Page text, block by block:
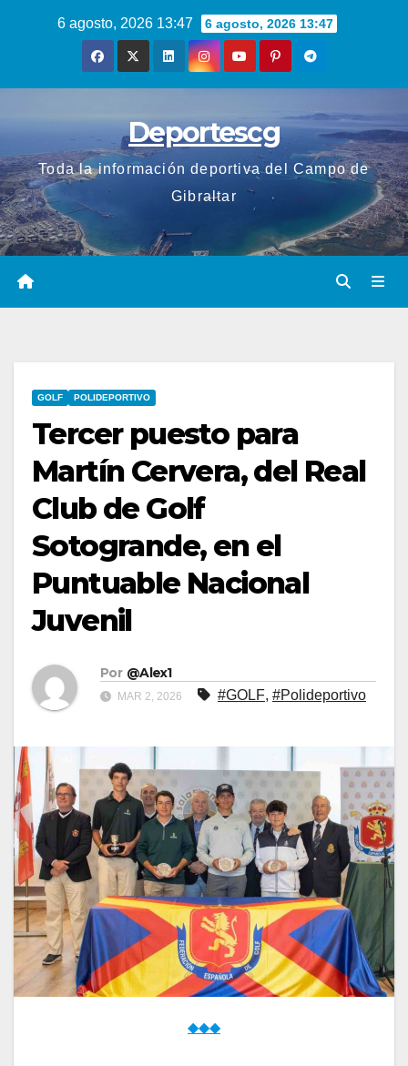
6 agosto, 2026 13:47 6 agosto, 2026 13:47
Deportescg
Toda la información deportiva del Campo de
Gibraltar
GOLF POLIDEPORTIVO
Tercer puesto para
Martín Cervera, del Real
Club de Golf
Sotogrande, en el
Puntuable Nacional
Juvenil
Por @Alex1
MAR 2, 2026 #GOLF, #Polideportivo
◆◆◆